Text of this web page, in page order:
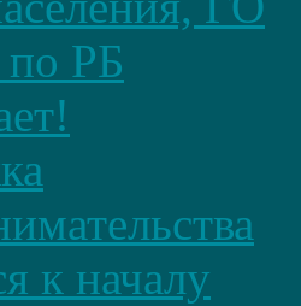
РБ
к началу